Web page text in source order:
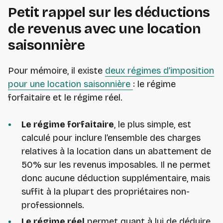
Petit rappel sur les déductions
de revenus avec une location
saisonnière
Pour mémoire, il existe deux régimes d’imposition
pour une location saisonnière : le régime
forfaitaire et le régime réel.
Le régime forfaitaire, le plus simple, est
calculé pour inclure l’ensemble des charges
relatives à la location dans un abattement de
50% sur les revenus imposables. Il ne permet
donc aucune déduction supplémentaire, mais
suffit à la plupart des propriétaires non-
professionnels.